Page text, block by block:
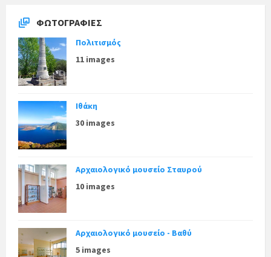
ΦΩΤΟΓΡΑΦΊΕΣ
Πολιτισμός
11 images
Ιθάκη
30 images
Αρχαιολογικό μουσείο Σταυρού
10 images
Αρχαιολογικό μουσείο - Βαθύ
5 images